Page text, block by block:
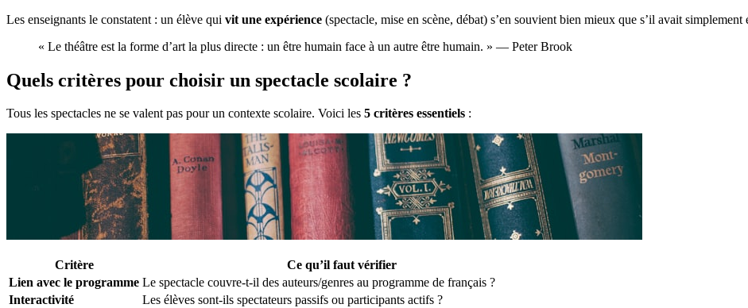
Les enseignants le constatent : un élève qui vit une expérience (spectacle, mise en scène, débat) s’en souvient bien mieux que s’il avait
« Le théâtre est la forme d’art la plus directe : un être humain face à un autre être humain. » — Peter Brook
Quels critères pour choisir un spectacle scolaire ?
Tous les spectacles ne se valent pas pour un contexte scolaire. Voici les 5 critères essentiels :
Critère
Ce qu’il faut vérifier
Lien avec le programme Le spectacle couvre-t-il des auteurs/genres au programme de français ?
Interactivité
Les élèves sont-ils spectateurs passifs ou participants actifs ?